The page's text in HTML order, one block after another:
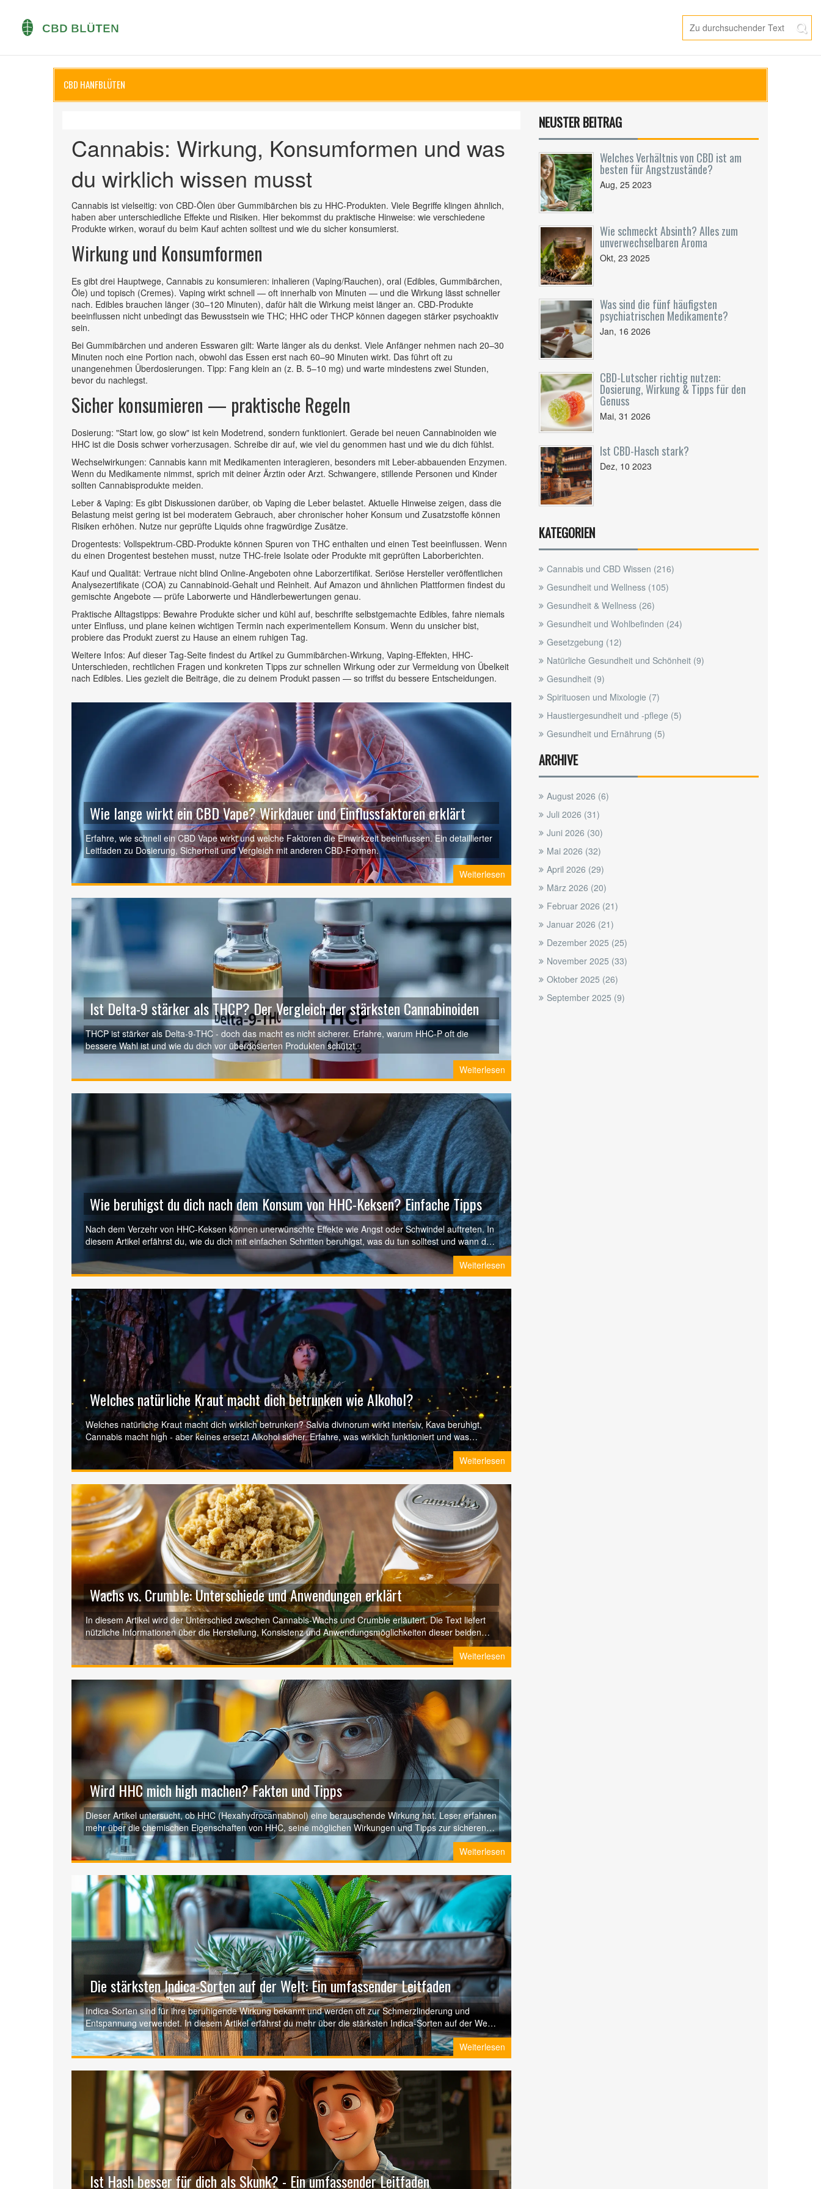
CBD HANFBLÜTEN
Cannabis: Wirkung, Konsumformen und was
du wirklich wissen musst
Cannabis ist vielseitig: von CBD-Ölen über Gummibärchen bis zu HHC-Produkten. Viele Begriffe klingen ähnlich,
haben aber unterschiedliche Effekte und Risiken. Hier bekommst du praktische Hinweise: wie verschiedene
Produkte wirken, worauf du beim Kauf achten solltest und wie du sicher konsumierst.
Wirkung und Konsumformen
Es gibt drei Hauptwege, Cannabis zu konsumieren: inhalieren (Vaping/Rauchen), oral (Edibles, Gummibärchen,
Öle) und topisch (Cremes). Vaping wirkt schnell — oft innerhalb von Minuten — und die Wirkung lässt schneller
nach. Edibles brauchen länger (30–120 Minuten), dafür hält die Wirkung meist länger an. CBD-Produkte
beeinflussen nicht unbedingt das Bewusstsein wie THC; HHC oder THCP können dagegen stärker psychoaktiv
sein.
Bei Gummibärchen und anderen Esswaren gilt: Warte länger als du denkst. Viele Anfänger nehmen nach 20–30
Minuten noch eine Portion nach, obwohl das Essen erst nach 60–90 Minuten wirkt. Das führt oft zu
unangenehmen Überdosierungen. Tipp: Fang klein an (z. B. 5–10 mg) und warte mindestens zwei Stunden,
bevor du nachlegst.
Sicher konsumieren — praktische Regeln
Dosierung: "Start low, go slow" ist kein Modetrend, sondern funktioniert. Gerade bei neuen Cannabinoiden wie
HHC ist die Dosis schwer vorherzusagen. Schreibe dir auf, wie viel du genommen hast und wie du dich fühlst.
Wechselwirkungen: Cannabis kann mit Medikamenten interagieren, besonders mit Leber-abbauenden Enzymen.
Wenn du Medikamente nimmst, sprich mit deiner Ärztin oder Arzt. Schwangere, stillende Personen und Kinder
sollten Cannabisprodukte meiden.
Leber & Vaping: Es gibt Diskussionen darüber, ob Vaping die Leber belastet. Aktuelle Hinweise zeigen, dass die
Belastung meist gering ist bei moderatem Gebrauch, aber chronischer hoher Konsum und Zusatzstoffe können
Risiken erhöhen. Nutze nur geprüfte Liquids ohne fragwürdige Zusätze.
Drogentests: Vollspektrum-CBD-Produkte können Spuren von THC enthalten und einen Test beeinflussen. Wenn
du einen Drogentest bestehen musst, nutze THC-freie Isolate oder Produkte mit geprüften Laborberichten.
Kauf und Qualität: Vertraue nicht blind Online-Angeboten ohne Laborzertifikat. Seriöse Hersteller veröffentlichen
Analysezertifikate (COA) zu Cannabinoid-Gehalt und Reinheit. Auf Amazon und ähnlichen Plattformen findest du
gemischte Angebote — prüfe Laborwerte und Händlerbewertungen genau.
Praktische Alltagstipps: Bewahre Produkte sicher und kühl auf, beschrifte selbstgemachte Edibles, fahre niemals
unter Einfluss, und plane keinen wichtigen Termin nach experimentellem Konsum. Wenn du unsicher bist,
probiere das Produkt zuerst zu Hause an einem ruhigen Tag.
Weitere Infos: Auf dieser Tag-Seite findest du Artikel zu Gummibärchen-Wirkung, Vaping-Effekten, HHC-
Unterschieden, rechtlichen Fragen und konkreten Tipps zur schnellen Wirkung oder zur Vermeidung von Übelkeit
nach Edibles. Lies gezielt die Beiträge, die zu deinem Produkt passen — so triffst du bessere Entscheidungen.
Wie lange wirkt ein CBD Vape? Wirkdauer und Einflussfaktoren erklärt
Erfahre, wie schnell ein CBD Vape wirkt und welche Faktoren die Einwirkzeit beeinflussen. Ein detaillierter
Leitfaden zu Dosierung, Sicherheit und Vergleich mit anderen CBD-Formen.
Weiterlesen
Ist Delta-9 stärker als THCP? Der Vergleich der stärksten Cannabinoiden
THCP ist stärker als Delta-9-THC - doch das macht es nicht sicherer. Erfahre, warum HHC-P oft die
bessere Wahl ist und wie du dich vor überdosierten Produkten schützt.
Weiterlesen
Wie beruhigst du dich nach dem Konsum von HHC-Keksen? Einfache Tipps
Nach dem Verzehr von HHC-Keksen können unerwünschte Effekte wie Angst oder Schwindel auftreten. In
diesem Artikel erfährst du, wie du dich mit einfachen Schritten beruhigst, was du tun solltest und wann du
Weiterlesen
Welches natürliche Kraut macht dich betrunken wie Alkohol?
Welches natürliche Kraut macht dich wirklich betrunken? Salvia divinorum wirkt intensiv, Kava beruhigt,
Cannabis macht high - aber keines ersetzt Alkohol sicher. Erfahre, was wirklich funktioniert und was
gefährlich ist.
Weiterlesen
Wachs vs. Crumble: Unterschiede und Anwendungen erklärt
In diesem Artikel wird der Unterschied zwischen Cannabis-Wachs und Crumble erläutert. Die Text liefert
nützliche Informationen über die Herstellung, Konsistenz und Anwendungsmöglichkeiten dieser beiden
beliebten Cannabis-Konzentrate. Er richtet sich an Leser, die mehr über die verschiedenen Formen von
Cannabis-Produkten erfahren möchten.
Weiterlesen
Wird HHC mich high machen? Fakten und Tipps
Dieser Artikel untersucht, ob HHC (Hexahydrocannabinol) eine berauschende Wirkung hat. Leser erfahren
mehr über die chemischen Eigenschaften von HHC, seine möglichen Wirkungen und Tipps zur sicheren
Nutzung. Der Artikel beleuchtet auch den Unterschied zu anderen Cannabinoiden und
Cannabisprodukten.
Weiterlesen
Die stärksten Indica-Sorten auf der Welt: Ein umfassender Leitfaden
Indica-Sorten sind für ihre beruhigende Wirkung bekannt und werden oft zur Schmerzlinderung und
Entspannung verwendet. In diesem Artikel erfährst du mehr über die stärksten Indica-Sorten auf der Welt,
welche Merkmale sie auszeichnen und welche Vorteile sie bieten. Wir werfen einen Blick auf einige der
populärsten Sorten und geben Tipps, wie du die richtige Indica für deine Bedürfnisse auswählst. Weiterlesen
Ist Hash besser für dich als Skunk? - Ein umfassender Leitfaden
NEUSTER BEITRAG
Welches Verhältnis von CBD ist am
besten für Angstzustände?
Aug, 25 2023
Wie schmeckt Absinth? Alles zum
unverwechselbaren Aroma
Okt, 23 2025
Was sind die fünf häufigsten
psychiatrischen Medikamente?
Jan, 16 2026
CBD-Lutscher richtig nutzen:
Dosierung, Wirkung & Tipps für den
Genuss
Mai, 31 2026
Ist CBD-Hasch stark?
Dez, 10 2023
KATEGORIEN
Cannabis und CBD Wissen (216)
Gesundheit und Wellness (105)
Gesundheit & Wellness (26)
Gesundheit und Wohlbefinden (24)
Gesetzgebung (12)
Natürliche Gesundheit und Schönheit (9)
Gesundheit (9)
Spirituosen und Mixologie (7)
Haustiergesundheit und -pflege (5)
Gesundheit und Ernährung (5)
ARCHIVE
August 2026 (6)
Juli 2026 (31)
Juni 2026 (30)
Mai 2026 (32)
April 2026 (29)
März 2026 (20)
Februar 2026 (21)
Januar 2026 (21)
Dezember 2025 (25)
November 2025 (33)
Oktober 2025 (26)
September 2025 (9)